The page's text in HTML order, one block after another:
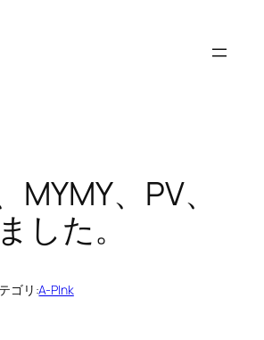
MYMY、PV、
した。
ゴリ:A-PInk